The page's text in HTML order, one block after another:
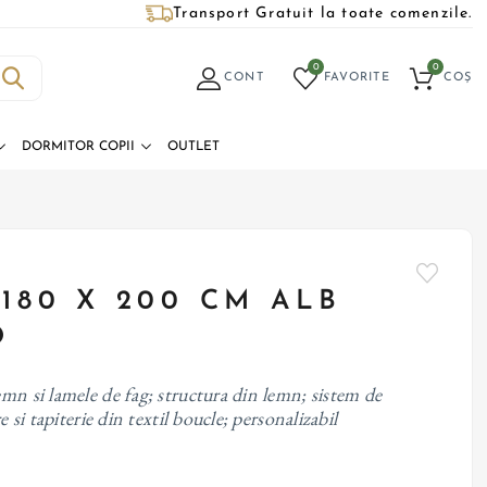
Transport Gratuit la toate comenzile.
CONT FAVORITE
0
COȘ
0
DORMITOR COPII OUTLET
X 200 CM ALB
si lamele de fag; structura din lemn; sistem de
si tapiterie din textil boucle; personalizabil